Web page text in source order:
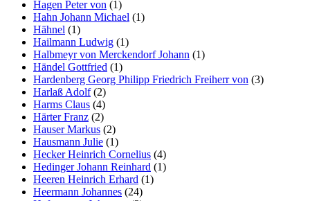
Hagen Peter von (1)
Hahn Johann Michael (1)
Hähnel (1)
Hailmann Ludwig (1)
Halbmeyr von Merckendorf Johann (1)
Händel Gottfried (1)
Hardenberg Georg Philipp Friedrich Freiherr von (3)
Harlaß Adolf(2)
Harms Claus (4)
Härter Franz (2)
Hauser Markus (2)
Hausmann Julie (1)
Hecker Heinrich Cornelius (4)
Hedinger Johann Reinhard (1)
Heeren Heinrich Erhard (1)
Heermann Johannes (24)